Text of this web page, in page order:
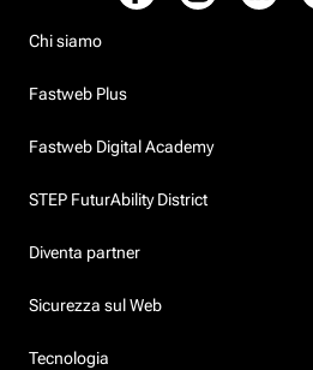
Chi siamo
Fastweb Plus
Fastweb Digital Academy
STEP FuturAbility District
Diventa partner
Sicurezza sul Web
Tecnologia